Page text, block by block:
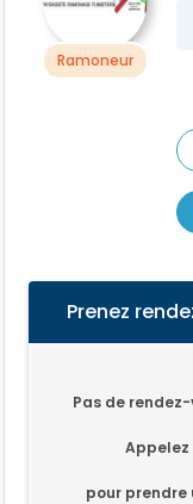
Ramoneur
Prenez
Pas de
Appelez
pour prendre